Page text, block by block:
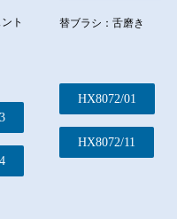
ト
替ブラシ：舌磨き
HX8072/01
HX8072/11